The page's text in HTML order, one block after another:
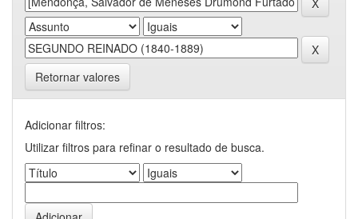
Retornar valores
Adicionar filtros:
Utilizar filtros para refinar o resultado de busca.